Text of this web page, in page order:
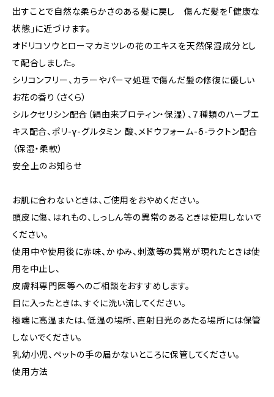
出すことで自然な柔らかさのある髪に戻し 傷んだ髪を「健康な
状態」に近づけます。
オドリコソウとローマカミツレの花のエキスを天然保湿成分とし
て配合しました。
シリコンフリー、カラーやパーマ処理で傷んだ髪の修復に優しい
お花の香り（さくら）
シルクセリシン配合（絹由来プロティン・保湿）、７種類のハーブエ
キス配合、ポリ-γ-グルタミン 酸、メドウフォーム-δ-ラクトン配合
（保湿・柔軟）
安全上のお知らせ
お肌に合わないときは、ご使用をおやめください。
頭皮に傷、はれもの、しっしん等の異常のあるときは使用しないで
ください。
使用中や使用後に赤味、かゆみ、刺激等の異常が現れたときは使
用を中止し、
皮膚科専門医等へのご相談をおすすめします。
目に入ったときは、すぐに洗い流してください。
極端に高温または、低温の場所、直射日光のあたる場所には保管
しないでください。
乳幼小児、ペットの手の届かないところに保管してください。
使用方法